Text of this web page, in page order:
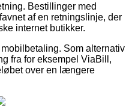
Bestillinger med
af en retningslinje, der
internet butikker.
Som alternativ
fra for eksempel ViaBill,
over en længere